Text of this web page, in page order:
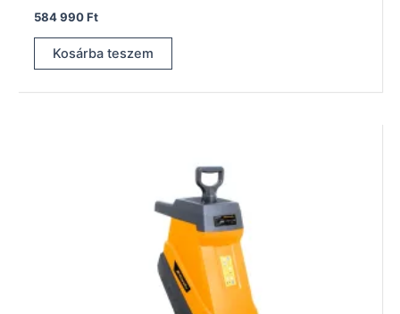
584 990Ft
Kosárba teszem